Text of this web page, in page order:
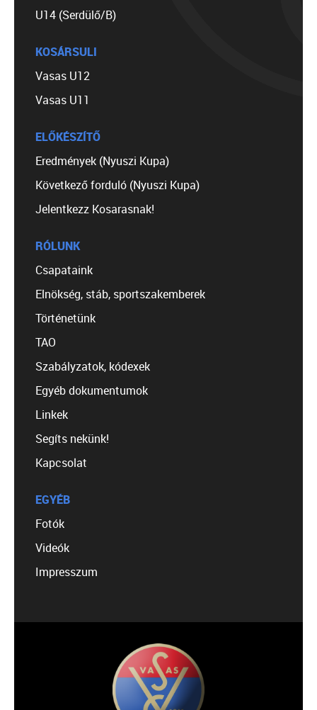
U14 (Serdülő/B)
KOSÁRSULI
Vasas U12
Vasas U11
ELŐKÉSZÍTŐ
Eredmények (Nyuszi Kupa)
Következő forduló (Nyuszi Kupa)
Jelentkezz Kosarasnak!
RÓLUNK
Csapataink
Elnökség, stáb, sportszakemberek
Történetünk
TAO
Szabályzatok, kódexek
Egyéb dokumentumok
Linkek
Segíts nekünk!
Kapcsolat
EGYÉB
Fotók
Videók
Impresszum